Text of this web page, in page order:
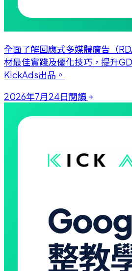
全面了解回應式多媒體廣告（
材最佳實踐及優化技巧，提升
KickAds出品。
2026年7月24日閱讀